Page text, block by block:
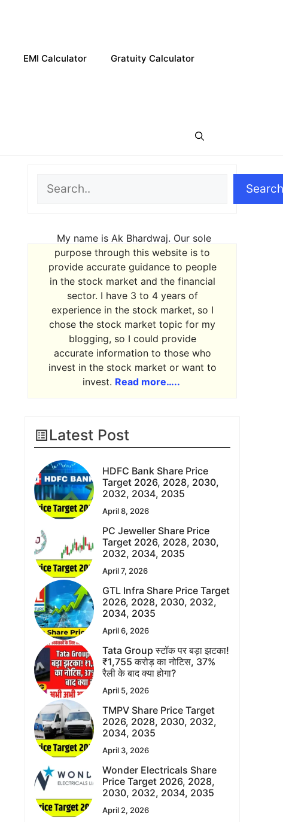
EMI Calculator Gratuity Calculator
Search
Search
My name is Ak Bhardwaj. Our sole
purpose through this website is to
provide accurate guidance to people
in the stock market and the financial
sector. I have 3 to 4 years of
experience in the stock market, so I
chose the stock market topic for my
blogging, so I could provide
accurate information to those who
invest in the stock market or want to
invest. Read more…..
Latest Post
HDFC Bank Share Price
Target 2026, 2028, 2030,
2032, 2034, 2035
April 8, 2026
PC Jeweller Share Price
Target 2026, 2028, 2030,
2032, 2034, 2035
April 7, 2026
GTL Infra Share Price Target
2026, 2028, 2030, 2032,
2034, 2035
April 6, 2026
Tata Group स्टॉक पर बड़ा झटका!
₹1,755 करोड़ का नोटिस, 37%
रैली के बाद क्या होगा?
April 5, 2026
TMPV Share Price Target
2026, 2028, 2030, 2032,
2034, 2035
April 3, 2026
Wonder Electricals Share
Price Target 2026, 2028,
2030, 2032, 2034, 2035
April 2, 2026